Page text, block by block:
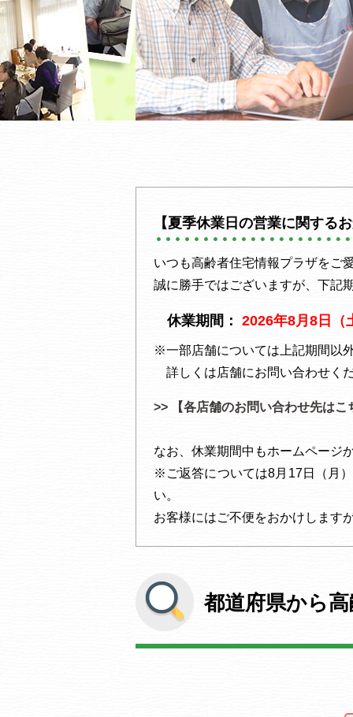
【夏季休業日の営業に関する
いつも高齢者住宅情報プラザをご
誠に勝手ではございますが、下記
休業期間： 2026年8月8日（
※一部店舗については上記期間以
詳しくは店舗にお問い合わせく
>> 【各店舗のお問い合わせ先はこ
なお、休業期間中もホームページ
※ご返答については8月17日（月
い。
お客様にはご不便をおかけします
都道府県から